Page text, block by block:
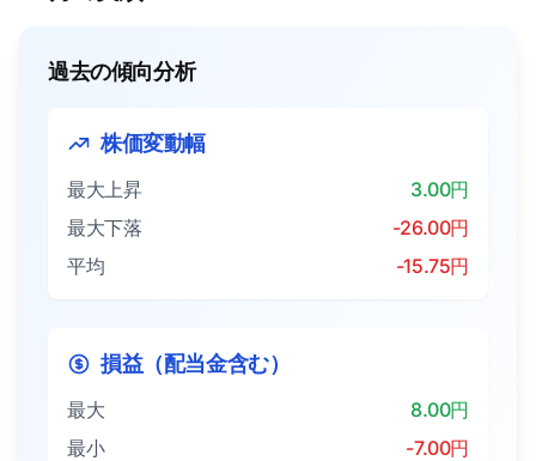
過去の傾向分析
株価変動幅
最大上昇
3.00円
最大下落
-26.00円
平均
-15.75円
損益（配当金含む）
最大
8.00円
最小
-7.00円